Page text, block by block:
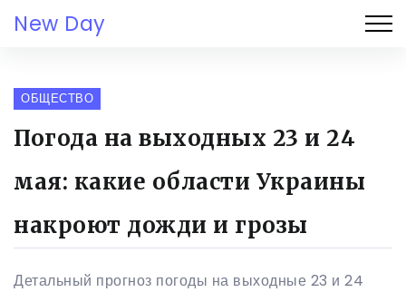
New Day
ОБЩЕСТВО
Погода на выходных 23 и 24
мая: какие области Украины
накроют дожди и грозы
Детальный прогноз погоды на выходные 23 и 24